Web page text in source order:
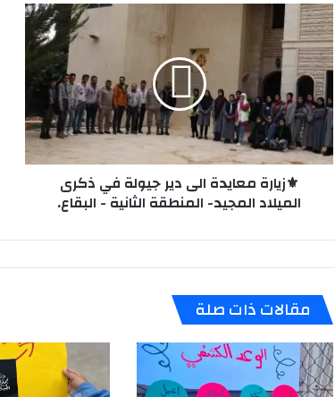
⚜️زيارة
معايدة
الى
دير
جيولة
في
ذكرى
الميلاد
المجيد-
المنطقة
البقاع.
⚜️زيارة معايدة الى دير جيولة في ذكرى
الميلاد المجيد- المنطقة الثانية - البقاع.
مقالات ذات صلة